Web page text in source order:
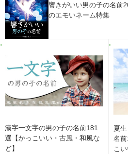
響きがいい男の子の名前
のエモいネーム特集
漢字一文字の男の子の名前181
選【かっこいい・古風・和風な
ど】
夏
名
こ